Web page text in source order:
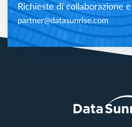
Richieste di collaborazione
partner@datasunrise.com